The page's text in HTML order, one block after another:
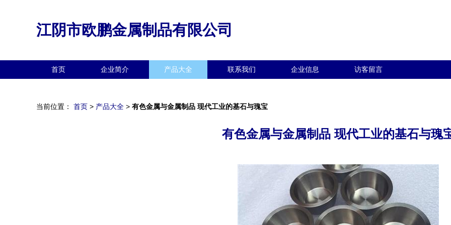
江阴市欧鹏金属制品有限公司
首页 企业简介 产品大全 联系我们 企业信息 访客留言
当前位置： 首页 > 产品大全 > 有色金属与金属制品 现代工业的基石与瑰宝
有色金属与金属制品 现代工业的基石与瑰